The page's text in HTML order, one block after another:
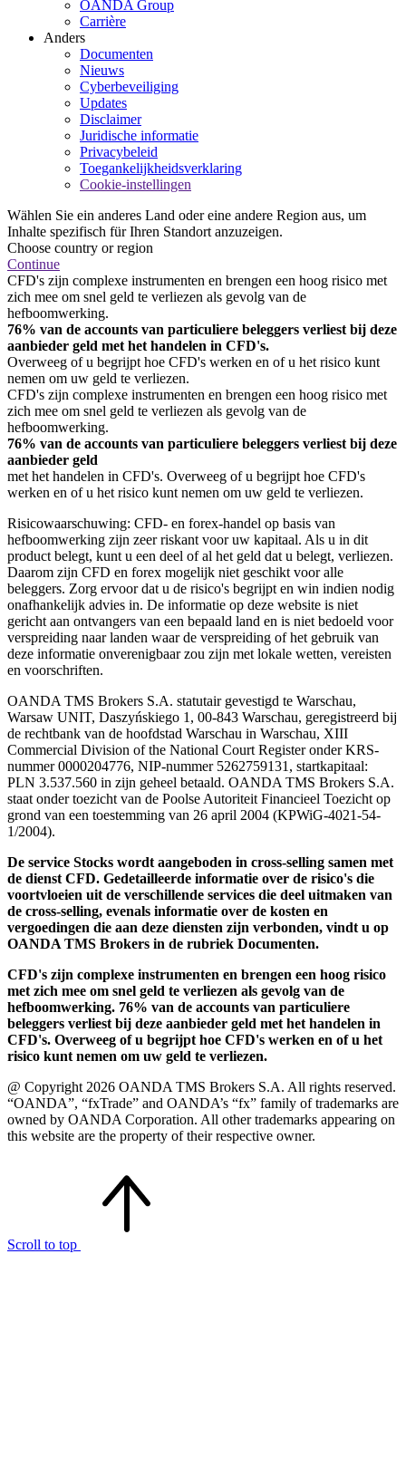
OANDA Group
Carrière
Anders
Documenten
Nieuws
Cyberbeveiliging
Updates
Disclaimer
Juridische informatie
Privacybeleid
Toegankelijkheidsverklaring
Cookie-instellingen
Wählen Sie ein anderes Land oder eine andere Region aus, um
Inhalte spezifisch für Ihren Standort anzuzeigen.
Choose country or region
Continue
CFD's zijn complexe instrumenten en brengen een hoog risico met
zich mee om snel geld te verliezen als gevolg van de
hefboomwerking.
76% van de accounts van particuliere beleggers verliest bij deze
aanbieder geld met het handelen in CFD's.
Overweeg of u begrijpt hoe CFD's werken en of u het risico kunt
nemen om uw geld te verliezen.
CFD's zijn complexe instrumenten en brengen een hoog risico met
zich mee om snel geld te verliezen als gevolg van de
hefboomwerking.
76% van de accounts van particuliere beleggers verliest bij deze
aanbieder geld
met het handelen in CFD's. Overweeg of u begrijpt hoe CFD's
werken en of u het risico kunt nemen om uw geld te verliezen.
Risicowaarschuwing: CFD- en forex-handel op basis van
hefboomwerking zijn zeer riskant voor uw kapitaal. Als u in dit
product belegt, kunt u een deel of al het geld dat u belegt, verliezen.
Daarom zijn CFD en forex mogelijk niet geschikt voor alle
beleggers. Zorg ervoor dat u de risico's begrijpt en win indien nodig
onafhankelijk advies in. De informatie op deze website is niet
gericht aan ontvangers van een bepaald land en is niet bedoeld voor
verspreiding naar landen waar de verspreiding of het gebruik van
deze informatie onverenigbaar zou zijn met lokale wetten, vereisten
en voorschriften.
OANDA TMS Brokers S.A. statutair gevestigd te Warschau,
Warsaw UNIT, Daszyńskiego 1, 00-843 Warschau, geregistreerd bij
de rechtbank van de hoofdstad Warschau in Warschau, XIII
Commercial Division of the National Court Register onder KRS-
nummer 0000204776, NIP-nummer 5262759131, startkapitaal:
PLN 3.537.560 in zijn geheel betaald. OANDA TMS Brokers S.A.
staat onder toezicht van de Poolse Autoriteit Financieel Toezicht op
grond van een toestemming van 26 april 2004 (KPWiG-4021-54-
1/2004).
De service Stocks wordt aangeboden in cross-selling samen met
de dienst CFD. Gedetailleerde informatie over de risico's die
voortvloeien uit de verschillende services die deel uitmaken van
de cross-selling, evenals informatie over de kosten en
vergoedingen die aan deze diensten zijn verbonden, vindt u op
OANDA TMS Brokers in de rubriek Documenten.
CFD's zijn complexe instrumenten en brengen een hoog risico
met zich mee om snel geld te verliezen als gevolg van de
hefboomwerking. 76% van de accounts van particuliere
beleggers verliest bij deze aanbieder geld met het handelen in
CFD's. Overweeg of u begrijpt hoe CFD's werken en of u het
risico kunt nemen om uw geld te verliezen.
@ Copyright 2026 OANDA TMS Brokers S.A. All rights reserved.
“OANDA”, “fxTrade” and OANDA’s “fx” family of trademarks are
owned by OANDA Corporation. All other trademarks appearing on
this website are the property of their respective owner.
Scroll to top